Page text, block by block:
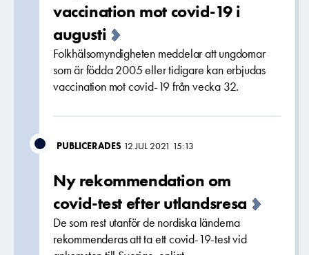
vaccination mot covid-19 i
augusti
Folkhälsomyndigheten meddelar att ungdomar
som är födda 2005 eller tidigare kan erbjudas
vaccination mot covid-19 från vecka 32.
PUBLICERADES 12 JUL 2021 15:13
Ny rekommendation om
covid-test efter utlandsresa
De som rest utanför de nordiska länderna
rekommenderas att ta ett covid-19-test vid